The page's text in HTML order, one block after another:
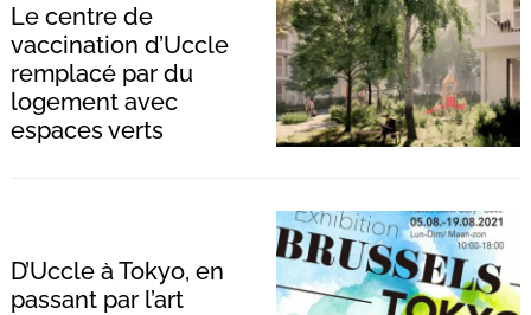
Le centre de
vaccination d’Uccle
remplacé par du
logement avec
espaces verts
D’Uccle à Tokyo, en
passant par l’art
Recherche
pour